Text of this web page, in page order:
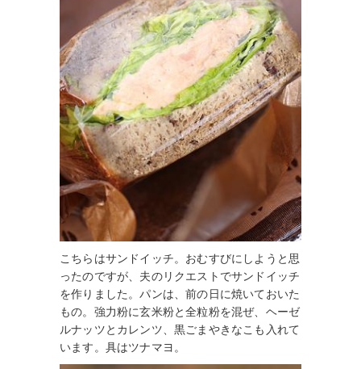
こちらはサンドイッチ。おむすびにしようと思
ったのですが、夫のリクエストでサンドイッチ
を作りました。パンは、前の日に焼いておいた
もの。強力粉に玄米粉と全粒粉を混ぜ、ヘーゼ
ルナッツとカレンツ、黒ごまやきなこも入れて
います。具はツナマヨ。